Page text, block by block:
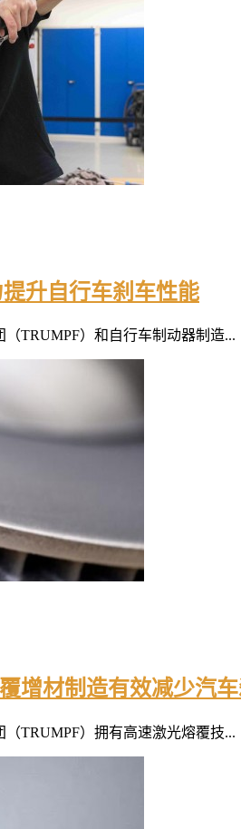
升自行车刹车性能
TRUMPF）和自行车制动器制造...
增材制造有效减少汽
TRUMPF）拥有高速激光熔覆技...